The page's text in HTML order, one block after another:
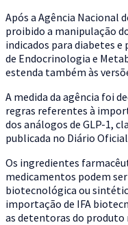
Após a Agência Nacional
proibido a manipulação
indicados para diabetes e
de Endocrinologia e
estenda também às
A medida da agência foi
regras referentes à
dos análogos de GLP-1,
publicada no Diário
Os ingredientes
medicamentos podem
biotecnológica ou
importação de IFA
as detentoras do produto